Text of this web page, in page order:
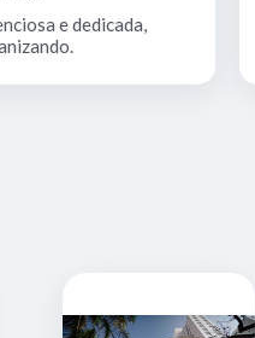
e dedicada,